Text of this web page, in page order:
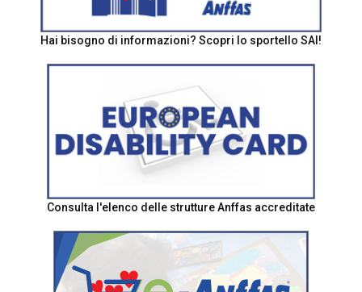
Hai bisogno di informazioni? Scopri lo sportello SAI!
Consulta l'elenco delle strutture Anffas accreditate